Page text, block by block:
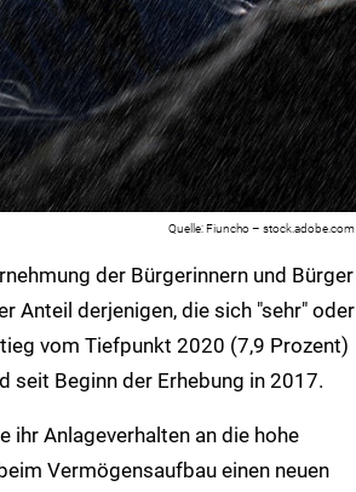
Fiuncho – stock.adobe.com
der Bürgerinnern und Bürger
Anteil derjenigen, die sich "sehr" oder
vom Tiefpunkt 2020 (7,9 Prozent)
seit Beginn der Erhebung in 2017.
ihr Anlageverhalten an die hohe
Vermögensaufbau einen neuen